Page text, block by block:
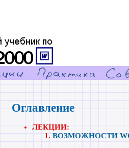
Оглавление
ЛЕКЦИИ:
ВОЗМОЖНОСТИ